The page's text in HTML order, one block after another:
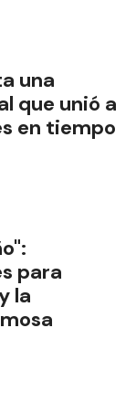
una
que unió a
en tiempo
para
la